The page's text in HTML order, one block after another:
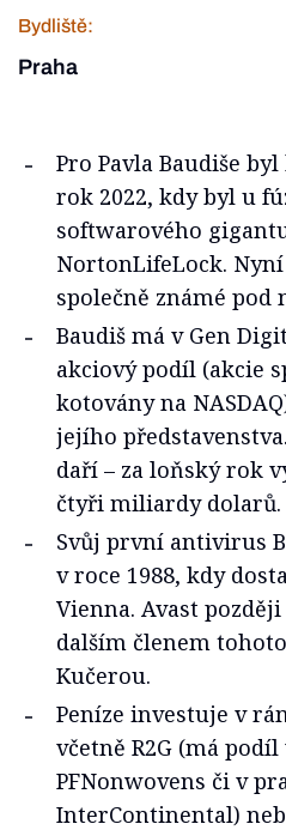
Bydliště:
Praha
Pro Pavla Baudiše
rok 2022, kdy byl u
softwarového
NortonLifeLock.
společně známé pod
Baudiš má v Gen
akciový podíl (akcie
kotovány na
jejího
daří – za loňský rok
čtyři miliardy dolarů.
Svůj první antivirus
v roce 1988, kdy
Vienna. Avast
dalším členem
Kučerou.
Peníze investuje v
včetně R2G (má
PFNonwovens či v
InterContinental)